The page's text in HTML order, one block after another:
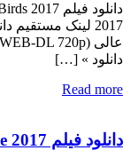
دانلود » […]
Read more
دانلود فیلم Colour Of The Game 2017